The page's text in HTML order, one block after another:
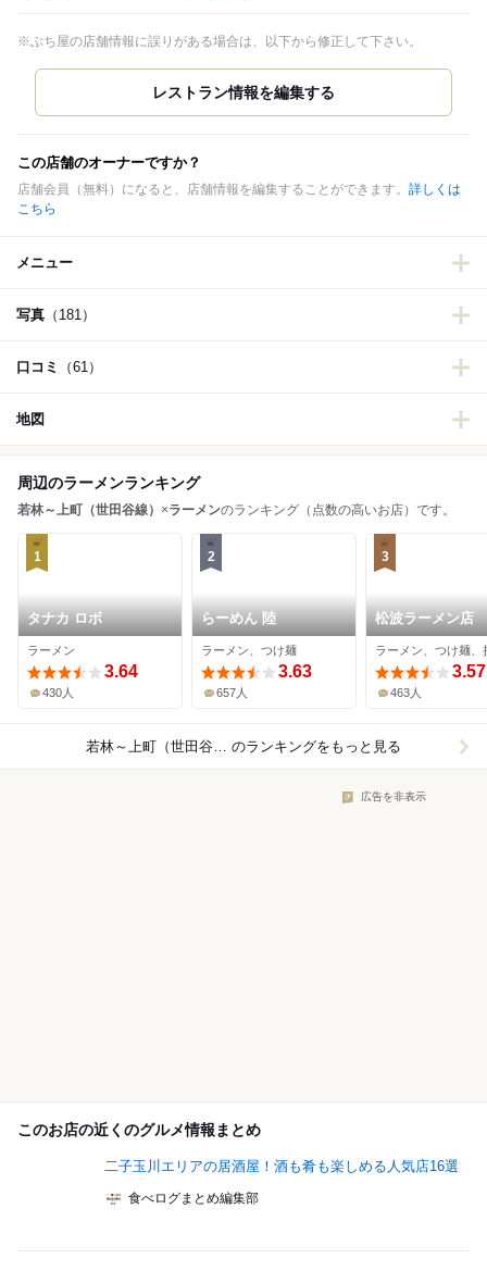
※ぶち屋の店舗情報に誤りがある場合は、以下から修正して下さい。
この店舗のオーナーですか？
店舗会員（無料）になると、店舗情報を編集することができます。 詳しくは
こちら
メニュー
写真 （181）
口コミ （61）
地図
周辺のラーメンランキング
若林～上町（世田谷線） ×ラーメンのランキング（点数の高いお店）です。
1
タナカ ロボ
ラーメン
3.64
430人
2
らーめん 陸
ラーメン、つけ麺
3.63
657人
3
松波ラーメン店
ラーメン、つけ麺、
3.57
463人
若林～上町（世田谷線）×ラーメン のランキングをもっと見る
広告を非表示
このお店の近くのグルメ情報まとめ
二子玉川エリアの居酒屋！酒も肴も楽しめる人気店16選
食べログまとめ編集部